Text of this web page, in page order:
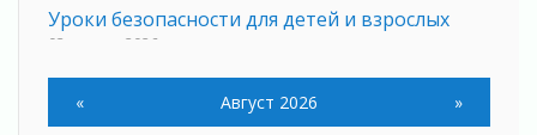
Уроки безопасности для детей и взрослых
03 августа 2026
Ленобласть отмечает День Воздушно-
десантных войск
02 августа 2026
« Август 2026 »